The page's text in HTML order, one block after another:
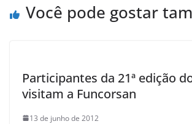
k
Você pode gostar
Participantes da 21ª edição
visitam a Funcorsan
13 de junho de 2012